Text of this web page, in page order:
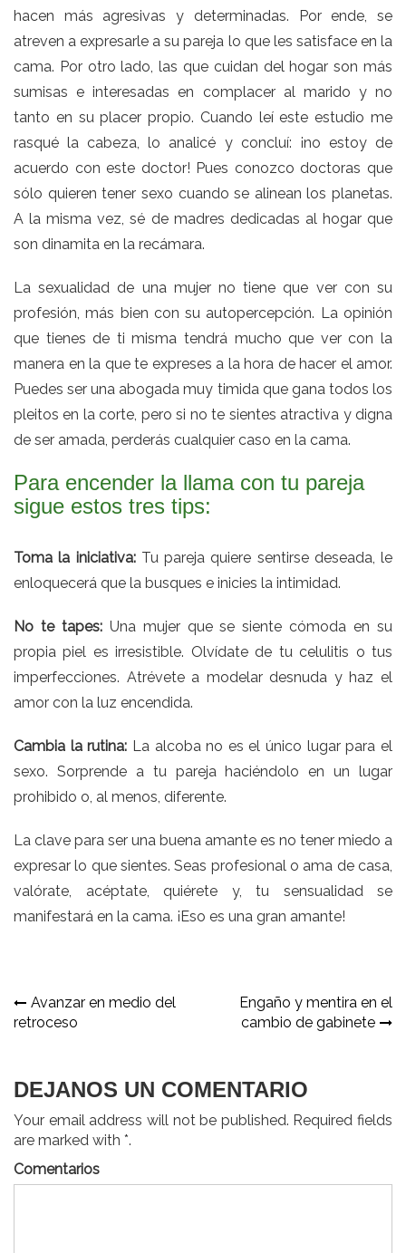
hacen más agresivas y determinadas. Por ende, se
atreven a expresarle a su pareja lo que les satisface en la
cama. Por otro lado, las que cuidan del hogar son más
sumisas e interesadas en complacer al marido y no
tanto en su placer propio. Cuando leí este estudio me
rasqué la cabeza, lo analicé y concluí: ¡no estoy de
acuerdo con este doctor! Pues conozco doctoras que
sólo quieren tener sexo cuando se alinean los planetas.
A la misma vez, sé de madres dedicadas al hogar que
son dinamita en la recámara.
La sexualidad de una mujer no tiene que ver con su
profesión, más bien con su autopercepción. La opinión
que tienes de ti misma tendrá mucho que ver con la
manera en la que te expreses a la hora de hacer el amor.
Puedes ser una abogada muy timida que gana todos los
pleitos en la corte, pero si no te sientes atractiva y digna
de ser amada, perderás cualquier caso en la cama.
Para encender la llama con tu pareja
sigue estos tres tips:
Toma la iniciativa:Tu pareja quiere sentirse deseada, le
enloquecerá que la busques e inicies la intimidad.
No te tapes:Una mujer que se siente cómoda en su
propia piel es irresistible. Olvídate de tu celulitis o tus
imperfecciones. Atrévete a modelar desnuda y haz el
amor con la luz encendida.
Cambia la rutina: La alcoba no es el único lugar para el
sexo. Sorprende a tu pareja haciéndolo en un lugar
prohibido o, al menos, diferente.
La clave para ser una buena amante es no tener miedo a
expresar lo que sientes. Seas profesional o ama de casa,
valórate, acéptate, quiérete y, tu sensualidad se
manifestará en la cama. ¡Eso es una gran amante!
Navegación
de
Avanzar en medio del
retroceso
Engaño y mentira en el
cambio de gabinete
DEJANOS UN COMENTARIO
Your email address will not be published. Required fields
are marked with *.
Comentarios